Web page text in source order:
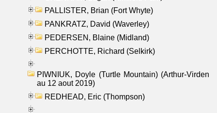
PALLISTER, Brian (Fort Whyte)
PANKRATZ, David (Waverley)
PEDERSEN, Blaine (Midland)
PERCHOTTE, Richard (Selkirk)
PIWNIUK, Doyle (Turtle Mountain) (Arthur-Virden
au 12 aout 2019)
REDHEAD, Eric (Thompson)